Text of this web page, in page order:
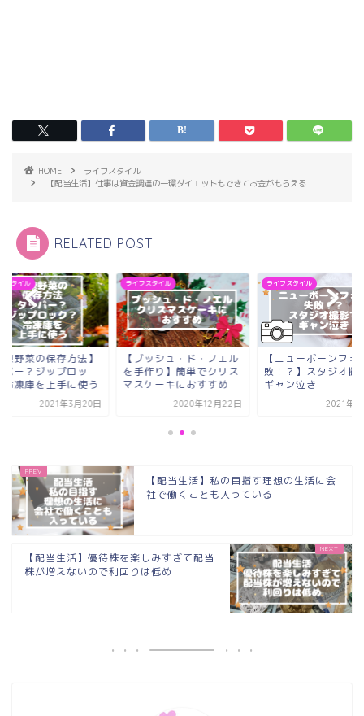
HOME
ライフスタイル
【配当生活】仕事は資金調達の一環ダイエットもできてお金がもらえる
RELATED POST
スタイル
野菜の保存方法】
パー？ジップロッ
冷凍庫を上手に使う
2021年3月20日
ライフスタイル
【ブッシュ・ド・ノエル
を手作り】簡単でクリス
マスケーキにおすすめ
2020年12月22日
ライフスタイル
【ニューボーンフォ
敗！？】スタジオ撮
ギャン泣き
2021年2
【配当生活】私の目指す理想の生活に会
社で働くことも入っている
【配当生活】優待株を楽しみすぎて配当
株が増えないので利回りは低め